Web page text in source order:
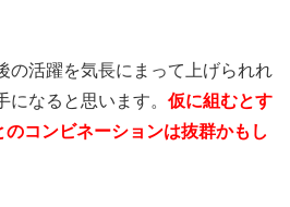
の活躍を気長にまって上げられれ
なると思います。 仮に組むとす
コンビネーションは抜群かもし